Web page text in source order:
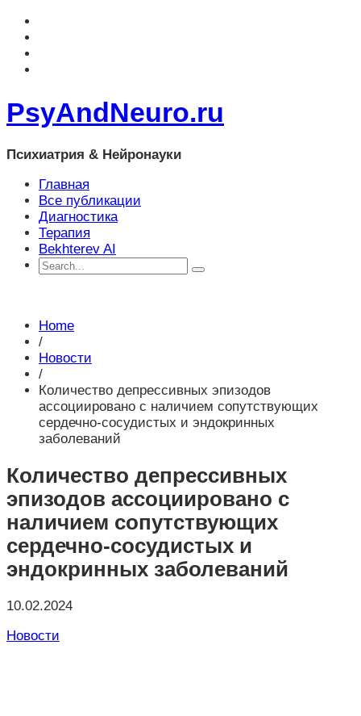
PsyAndNeuro.ru
Психиатрия & Нейронауки
Главная
Все публикации
Диагностика
Терапия
Bekhterev AI
Home
/
Новости
/
Количество депрессивных эпизодов
ассоциировано с наличием сопутствующих
сердечно-сосудистых и эндокринных
заболеваний
Количество депрессивных
эпизодов ассоциировано с
наличием сопутствующих
сердечно-сосудистых и
эндокринных заболеваний
10.02.2024
Новости